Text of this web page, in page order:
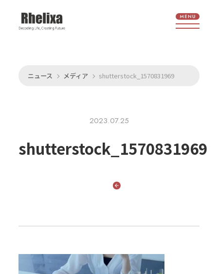
ニュース メディア shutterstock_1570831969
2023.07.25
shutterstock_1570831969